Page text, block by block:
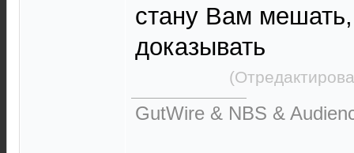
стану Вам
доказывать
GutWire & NBS &